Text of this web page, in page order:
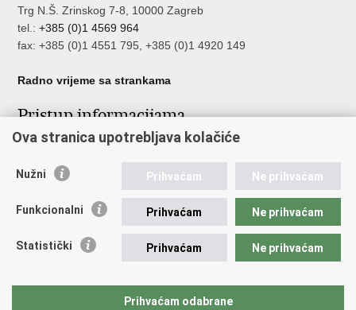
Trg N.Š. Zrinskog 7-8, 10000 Zagreb
tel.:+385 (0)1 4569 964
fax: +385 (0)1 4551 795, +385 (0)1 4920 149
Radno vrijeme sa strankama
Pristup informacijama
Pristup informacijama
Nepravilnosti
Javna nabava u MVEP-u
Nadzor rada i unutarnja revizija službe vanjskih poslova
Ova stranica upotrebljava kolačiće
Nužni Prihvaćam Ne prihvaćam
Funkcionalni Prihvaćam Ne prihvaćam
Statistički Prihvaćam Ne prihvaćam
Prihvaćam odabrane